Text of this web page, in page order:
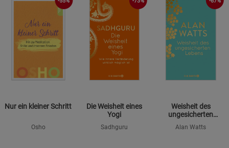
Nur ein kleiner Schritt
Osho
Die Weisheit eines
Yogi
Sadhguru
Weisheit des
ungesicherten
Alan Watts